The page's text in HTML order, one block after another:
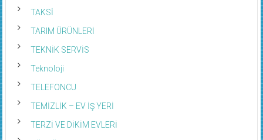
TAKSİ
TARIM ÜRÜNLERİ
TEKNİK SERVİS
Teknoloji
TELEFONCU
TEMİZLİK – EV İŞ YERİ
TERZİ VE DİKİM EVLERİ